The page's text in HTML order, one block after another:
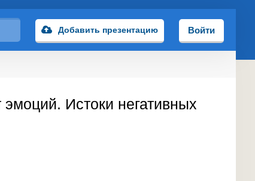
Добавить презентацию Войти
Истоки негативных